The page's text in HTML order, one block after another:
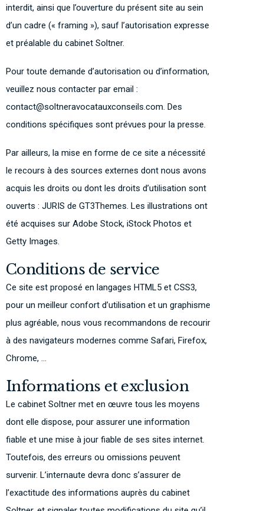
interdit, ainsi que l’ouverture du présent site au sein
d’un cadre (« framing »), sauf l’autorisation expresse
et préalable du cabinet Soltner.
Pour toute demande d’autorisation ou d’information,
veuillez nous contacter par email :
contact@soltneravocatauxconseils.com. Des
conditions spécifiques sont prévues pour la presse.
Par ailleurs, la mise en forme de ce site a nécessité
le recours à des sources externes dont nous avons
acquis les droits ou dont les droits d’utilisation sont
ouverts : JURIS de GT3Themes. Les illustrations ont
été acquises sur Adobe Stock, iStock Photos et
Getty Images.
Conditions de service
Ce site est proposé en langages HTML5 et CSS3,
pour un meilleur confort d’utilisation et un graphisme
plus agréable, nous vous recommandons de recourir
à des navigateurs modernes comme Safari, Firefox,
Chrome, …
Informations et exclusion
Le cabinet Soltner met en œuvre tous les moyens
dont elle dispose, pour assurer une information
fiable et une mise à jour fiable de ses sites internet.
Toutefois, des erreurs ou omissions peuvent
survenir. L’internaute devra donc s’assurer de
l’exactitude des informations auprès du cabinet